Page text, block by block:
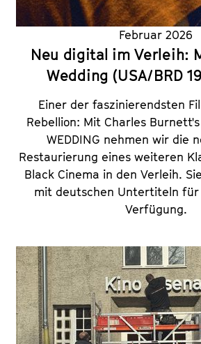
Februar 2026
Neu digital im Verleih:
Wedding (USA/BRD
Einer der faszinierendsten
Rebellion: Mit Charles Burnett's
WEDDING nehmen wir die
Restaurierung eines weiteren
Black Cinema in den Verleih.
mit deutschen Untertiteln für
Verfügung.